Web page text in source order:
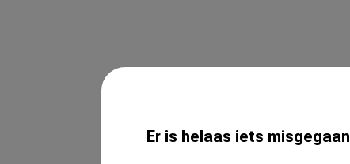
Er is helaas iets misgegaan